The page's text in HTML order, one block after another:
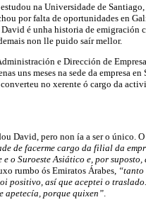
na Universidade de
por falta de oportunidades en
é unha historia de emigración
non lle puido saír mellor.
e Dirección de
uns meses na sede da empresa
no xerente ó cargo da
David, pero non ía a ser o único.
de facerme cargo da filial da
o Suroeste Asiático e, por
rumbo ós Emiratos Árabes,
positivo, así que aceptei o
apetecía, porque quixen”